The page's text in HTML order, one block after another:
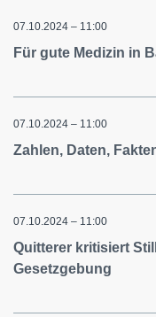
07.10.2024 – 11:00
Für gute Medizin in
07.10.2024 – 11:00
Zahlen, Daten,
07.10.2024 – 11:00
Quitterer kritisiert
Gesetzgebung